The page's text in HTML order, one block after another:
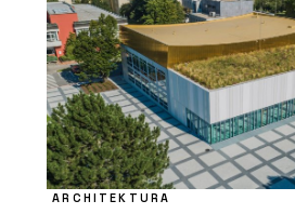
ARCHITEKTURA